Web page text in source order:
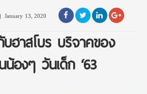
January 13, 2020
ฮาสโบร บริจาคของ
น้องๆ วันเด็ก ‘63